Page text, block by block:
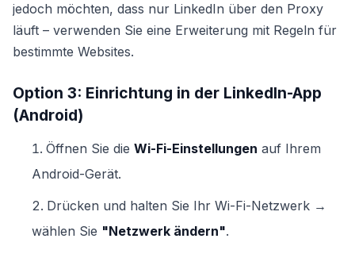
jedoch möchten, dass nur LinkedIn über den Proxy
läuft – verwenden Sie eine Erweiterung mit Regeln für
bestimmte Websites.
Option 3: Einrichtung in der LinkedIn-App
(Android)
Öffnen Sie die Wi-Fi-Einstellungen auf Ihrem
Android-Gerät.
Drücken und halten Sie Ihr Wi-Fi-Netzwerk →
wählen Sie "Netzwerk ändern".